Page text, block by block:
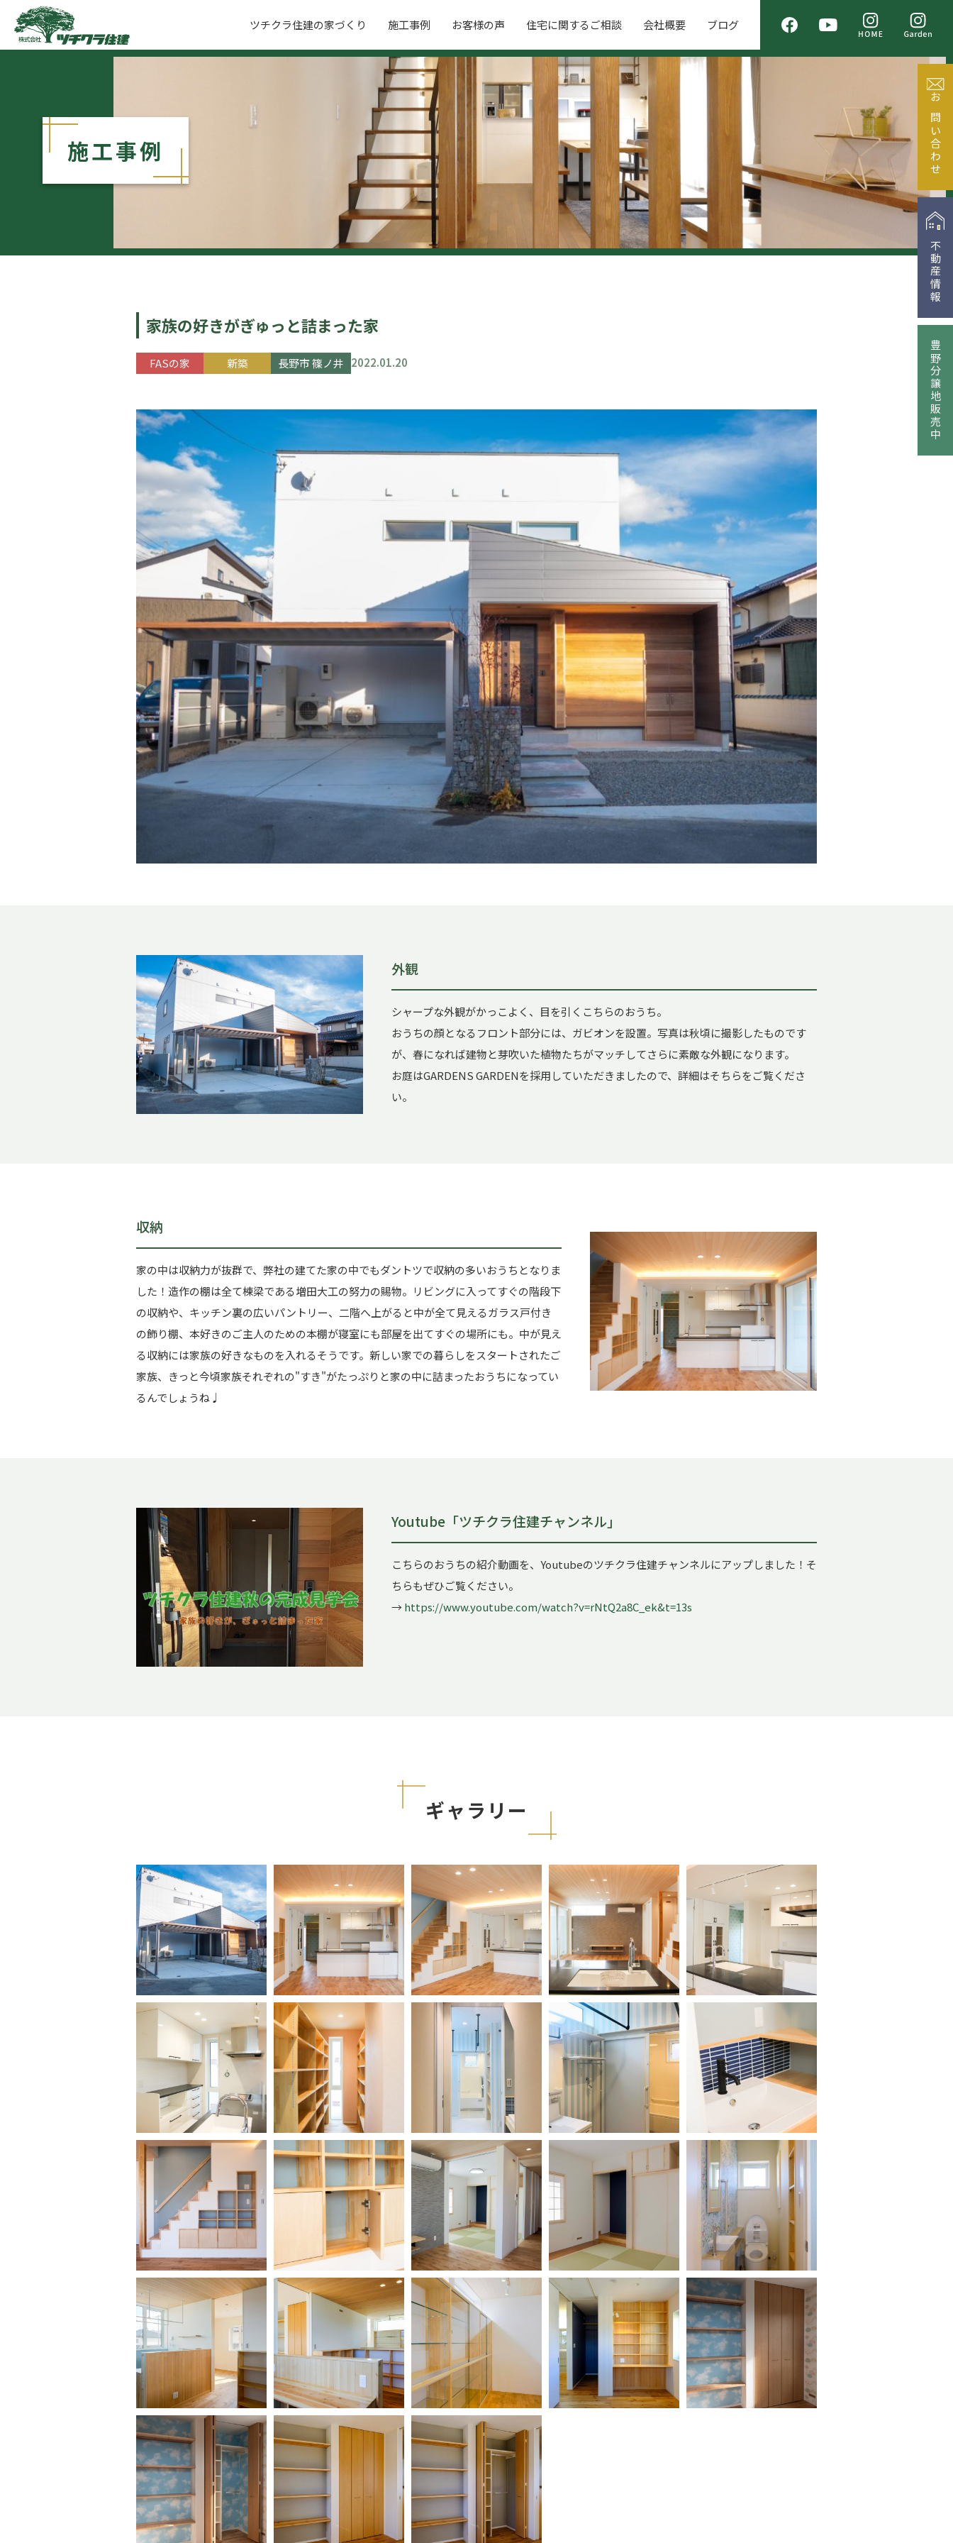
ツチクラ住建の家づくり 施工事例 お客様の声 住宅に関するご相談 会社概要 ブログ
施工事例
家族の好きがぎゅっと詰まった家
FASの家 新築 長野市 篠ノ井 2022.01.20
外観
シャープな外観がかっこよく、目を引くこちらのおうち。
おうちの顔となるフロント部分には、ガビオンを設置。写真は秋頃に撮影したものです
が、春になれば建物と芽吹いた植物たちがマッチしてさらに素敵な外観になります。
お庭はGARDENS GARDENを採用していただきましたので、詳細はそちらをご覧くださ
い。
収納
家の中は収納力が抜群で、弊社の建てた家の中でもダントツで収納の多いおうちとなりま
した！造作の棚は全て棟梁である増田大工の努力の賜物。リビングに入ってすぐの階段下
の収納や、キッチン裏の広いパントリー、二階へ上がると中が全て見えるガラス戸付き
の飾り棚、本好きのご主人のための本棚が寝室にも部屋を出てすぐの場所にも。中が見え
る収納には家族の好きなものを入れるそうです。新しい家での暮らしをスタートされたご
家族、きっと今頃家族それぞれの"すき"がたっぷりと家の中に詰まったおうちになってい
るんでしょうね♩
Youtube「ツチクラ住建チャンネル」
こちらのおうちの紹介動画を、Youtubeのツチクラ住建チャンネルにアップしました！そ
ちらもぜひご覧ください。
→https://www.youtube.com/watch?v=rNtQ2a8C_ek&t=13s
ギャラリー
お問い合わせ
不動産情報
豊野分譲地販売中